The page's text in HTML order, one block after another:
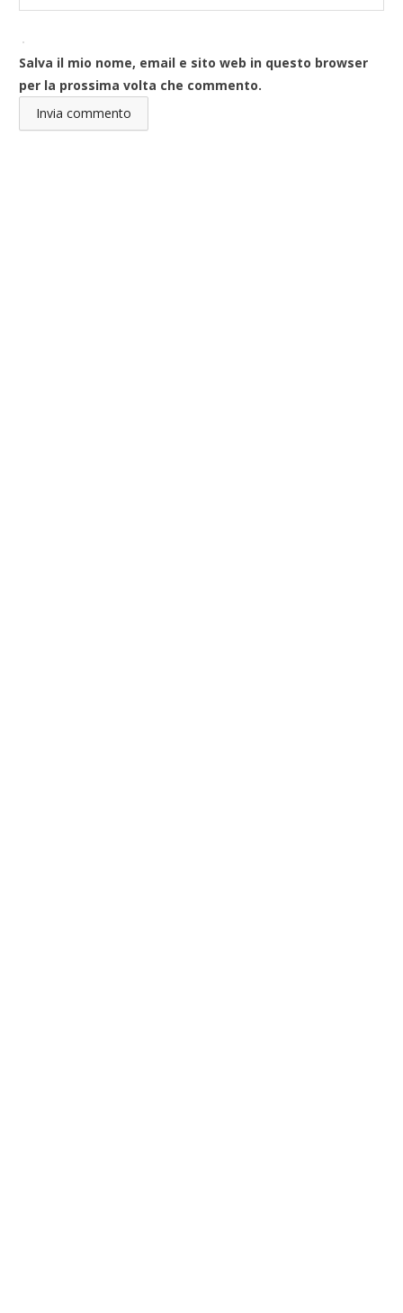
Salva il mio nome, email e sito web in questo browser
per la prossima volta che commento.